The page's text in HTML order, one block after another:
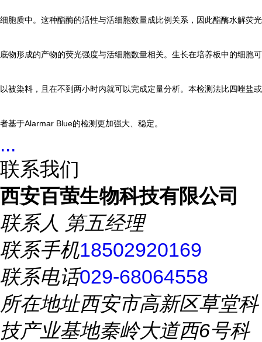
细胞质中。这种酯酶的活性与活细胞数量成比例关系，因此酯酶水解荧光
底物形成的产物的荧光强度与活细胞数量相关。生长在培养板中的细胞可
以被染料，且在不到两小时内就可以完成定量分析。本检测法比四唑盐或
者基于Alarmar Blue的检测更加强大、稳定。
...
联系我们
西安百萤生物科技有限公司
联系人 第五经理
联系手机18502920169
联系电话029-68064558
所在地址西安市高新区草堂科
技产业基地秦岭大道西6号科